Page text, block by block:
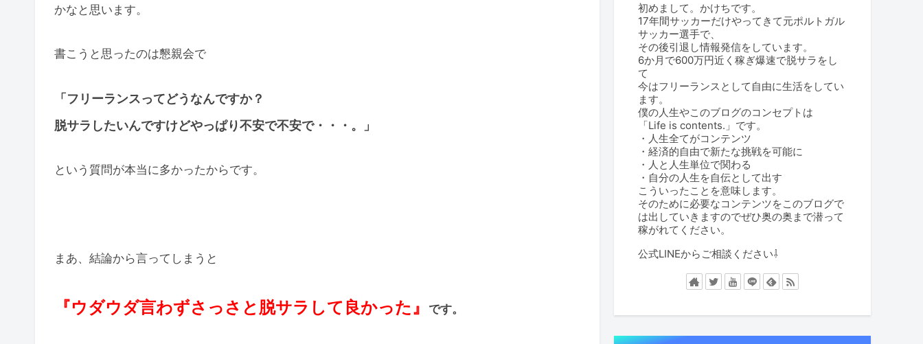
かなと思います。
書こうと思ったのは懇親会で
「フリーランスってどうなんですか？
脱サラしたいんですけどやっぱり不安で不安で・・・。」
という質問が本当に多かったからです。
まあ、結論から言ってしまうと
『ウダウダ言わずさっさと脱サラして良かった』 です。
初めまして。かけちです。
17年間サッカーだけやってきて元ポルトガル
サッカー選手で、
その後引退し情報発信をしています。
6か月で600万円近く稼ぎ爆速で脱サラをし
て
今はフリーランスとして自由に生活をしてい
ます。
僕の人生やこのブログのコンセプトは
「Life is contents.」です。
・人生全てがコンテンツ
・経済的自由で新たな挑戦を可能に
・人と人生単位で関わる
・自分の人生を自伝として出す
こういったことを意味します。
そのために必要なコンテンツをこのブログで
は出していきますのでぜひ奥の奥まで潜って
稼がれてください。
公式LINEからご相談ください⇩